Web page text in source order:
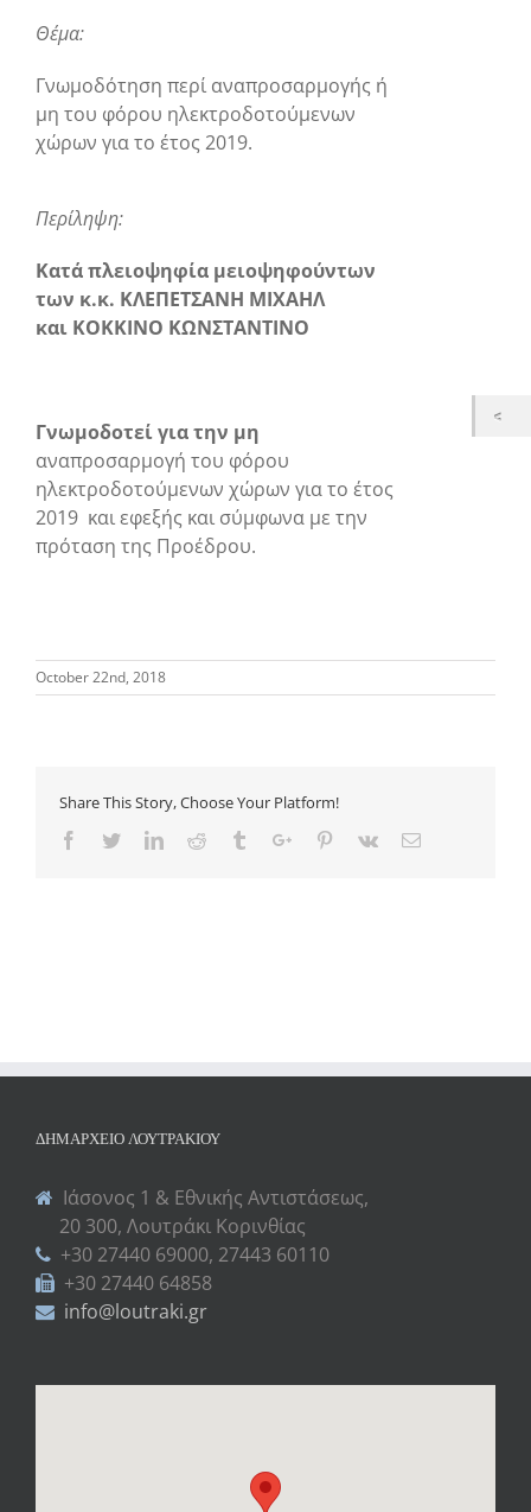
Θέμα:
Γνωμοδότηση περί αναπροσαρμογής ή
μη του φόρου ηλεκτροδοτούμενων
χώρων για το έτος 2019.
Περίληψη:
Κατά πλειοψηφία μειοψηφούντων
των κ.κ. ΚΛΕΠΕΤΣΑΝΗ ΜΙΧΑΗΛ
και ΚΟΚΚΙΝΟ ΚΩΝΣΤΑΝΤΙΝΟ
Γνωμοδοτεί για την μη
αναπροσαρμογή του φόρου
ηλεκτροδοτούμενων χώρων για το έτος
2019 και εφεξής και σύμφωνα με την
πρόταση της Προέδρου.
October 22nd, 2018
Share This Story, Choose Your Platform!
Facebook
TwitterLinkedinReddit TumblrGoogle+Pinterest
Vk Email
ΔΗΜΑΡΧΕΊΟ ΛΟΥΤΡΑΚΊΟΥ
Ιάσονος 1 & Εθνικής Αντιστάσεως,
20 300, Λουτράκι Κορινθίας
+30 27440 69000, 27443 60110
+30 27440 64858
info@loutraki.gr